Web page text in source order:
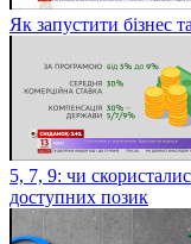
Як запустити бізнес
5, 7, 9: чи
доступних позик